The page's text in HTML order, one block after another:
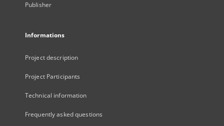
Publisher
Informations
Project description
Project Participants
Technical information
Frequently asked questions